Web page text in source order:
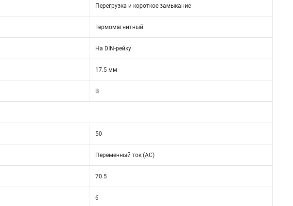
Перегрузка и короткое замыкание
Термомагнитный
На DIN-рейку
17.5 мм
B
50
Переменный ток (AC)
70.5
6